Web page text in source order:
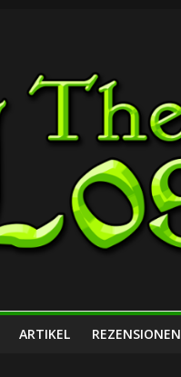
ARTIKEL REZENSIONEN